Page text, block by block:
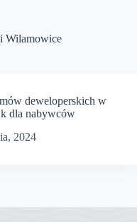
Wilamowice
deweloperskich w
dla nabywców
2024